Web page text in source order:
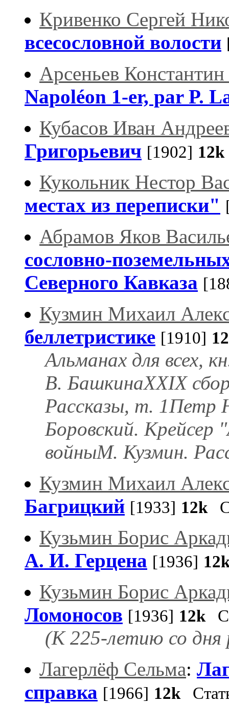
Кривенко Сергей
всесословной волости
Арсеньев
Napoléon 1-er, par P.
Кубасов Иван
Григорьевич [1902] 12k
Кукольник Нестор
местах из переписки"
Абрамов Яков
сословно-
Северного Кавказа
Кузмин Михаил
беллетристике [1910]
Альманах для всех,
В. БашкинаXXIX
Рассказы, т. 1Петр
Боровский.
войныМ. Кузмин.
Кузмин Михаил
Багрицкий [1933] 12k
Кузьмин Борис
А. И. Герцена [1936]
Кузьмин Борис
Ломоносов [1936] 12k
(К 225-летию со
Лагерлёф Сельма:
справка [1966] 12k